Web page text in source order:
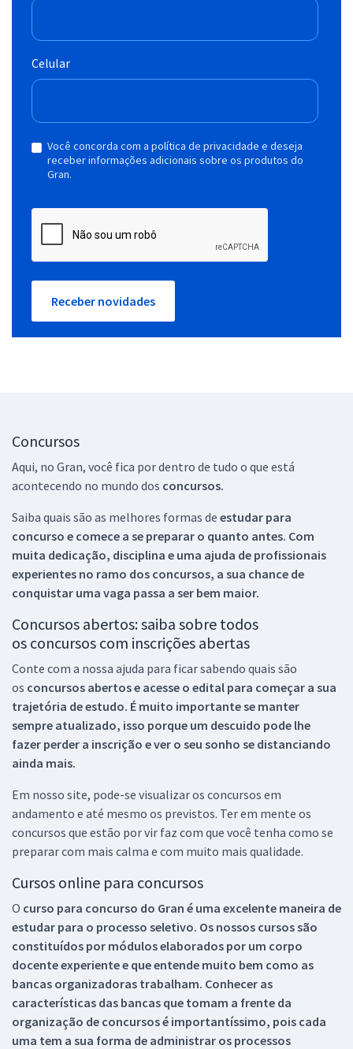
Celular
Você concorda com a política de privacidade e deseja
receber informações adicionais sobre os produtos do
Gran.
Receber novidades
Concursos
Aqui, no Gran, você fica por dentro de tudo o que está
acontecendo no mundo dos concursos.
Saiba quais são as melhores formas de estudar para
concurso e comece a se preparar o quanto antes. Com
muita dedicação, disciplina e uma ajuda de profissionais
experientes no ramo dos concursos, a sua chance de
conquistar uma vaga passa a ser bem maior.
Concursos abertos: saiba sobre todos
os concursos com inscrições abertas
Conte com a nossa ajuda para ficar sabendo quais são
os concursos abertos e acesse o edital para começar a sua
trajetória de estudo. É muito importante se manter
sempre atualizado, isso porque um descuido pode lhe
fazer perder a inscrição e ver o seu sonho se distanciando
ainda mais.
Em nosso site, pode-se visualizar os concursos em
andamento e até mesmo os previstos. Ter em mente os
concursos que estão por vir faz com que você tenha como se
preparar com mais calma e com muito mais qualidade.
Cursos online para concursos
O curso para concurso do Gran é uma excelente maneira de
estudar para o processo seletivo. Os nossos cursos são
constituídos por módulos elaborados por um corpo
docente experiente e que entende muito bem como as
bancas organizadoras trabalham. Conhecer as
características das bancas que tomam a frente da
organização de concursos é importantíssimo, pois cada
uma tem a sua forma de administrar os processos